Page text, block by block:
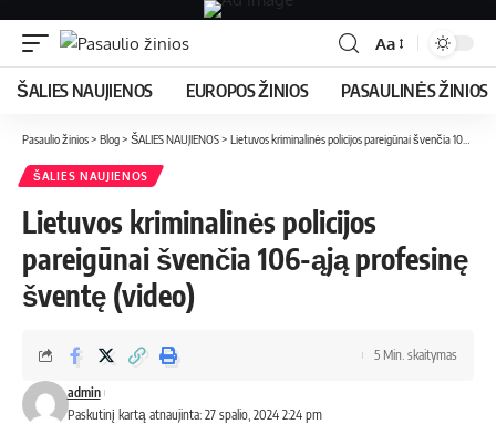
Aa
ŠALIES NAUJIENOS EUROPOS ŽINIOS PASAULINĖS ŽINIOS
Pasaulio žinios> Blog> ŠALIES NAUJIENOS> Lietuvos kriminalinės policijos pareigūnai švenčia 106-ąją profesinę šventę (video)
ŠALIES NAUJIENOS
Lietuvos kriminalinės policijos
pareigūnai švenčia 106-ąją profesinę
šventę (video)
Paskutinį kartą atnaujinta: 27 spalio, 2024 2:24 pm
admin
5 Min. skaitymas